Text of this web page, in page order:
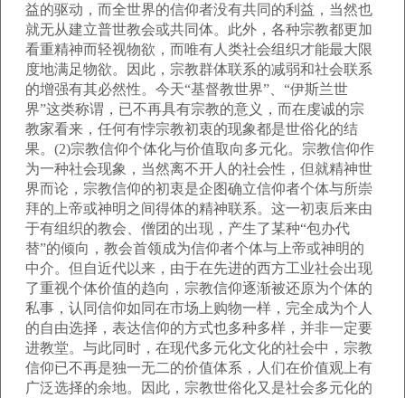
益的驱动，而全世界的信仰者没有共同的利益，当然也
就无从建立普世教会或共同体。此外，各种宗教都更加
看重精神而轻视物欲，而唯有人类社会组织才能最大限
度地满足物欲。因此，宗教群体联系的减弱和社会联系
的增强有其必然性。今天“基督教世界”、“伊斯兰世
界”这类称谓，已不再具有宗教的意义，而在虔诚的宗
教家看来，任何有悖宗教初衷的现象都是世俗化的结
果。(2)宗教信仰个体化与价值取向多元化。宗教信仰作
为一种社会现象，当然离不开人的社会性，但就精神世
界而论，宗教信仰的初衷是企图确立信仰者个体与所崇
拜的上帝或神明之间得体的精神联系。这一初衷后来由
于有组织的教会、僧团的出现，产生了某种“包办代
替”的倾向，教会首领成为信仰者个体与上帝或神明的
中介。但自近代以来，由于在先进的西方工业社会出现
了重视个体价值的趋向，宗教信仰逐渐被还原为个体的
私事，认同信仰如同在市场上购物一样，完全成为个人
的自由选择，表达信仰的方式也多种多样，并非一定要
进教堂。与此同时，在现代多元化文化的社会中，宗教
信仰已不再是独一无二的价值体系，人们在价值观上有
广泛选择的余地。因此，宗教世俗化又是社会多元化的